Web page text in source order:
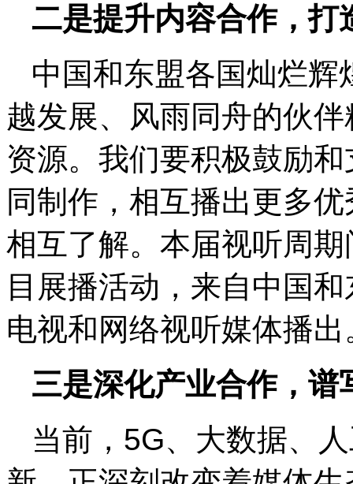
二是提升内容合作，打
中国和东盟各国灿烂
越发展、风雨同舟的伙
资源。我们要积极鼓励
同制作，相互播出更多
相互了解。本届视听周
目展播活动，来自中国
电视和网络视听媒体播出
三是深化产业合作，谱
当前，5G、大数据、